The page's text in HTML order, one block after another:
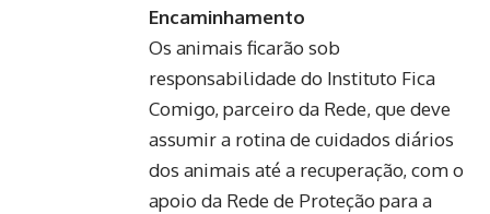
Encaminhamento
Os animais ficarão sob
responsabilidade do Instituto Fica
Comigo, parceiro da Rede, que deve
assumir a rotina de cuidados diários
dos animais até a recuperação, com o
apoio da Rede de Proteção para a